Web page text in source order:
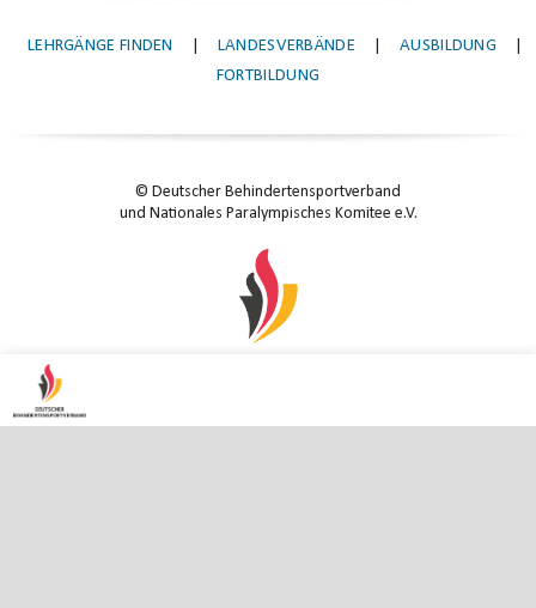
LEHRGÄNGE FINDEN LANDESVERBÄNDE AUSBILDUNG
FORTBILDUNG
© Deutscher Behindertensportverband
und Nationales Paralympisches Komitee e.V.